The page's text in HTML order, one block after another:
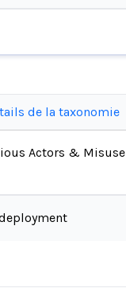
de la taxonomie
Actors & Misuse